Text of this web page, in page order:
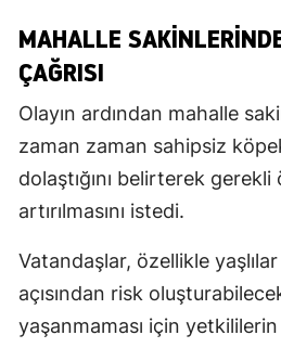
MAHALLE
ÇAĞRISI
Olayın ardından mahalle
zaman zaman sahipsiz
dolaştığını belirterek
artırılmasını istedi.
Vatandaşlar, özellikle
açısından risk
yaşanmaması için yetkililerin